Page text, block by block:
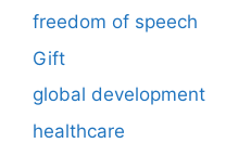
freedom of speech
Gift
global development
healthcare